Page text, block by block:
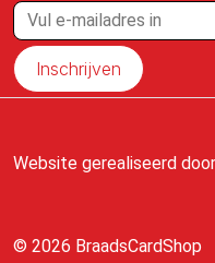
Inschrijven
© 2026 BraadsCardShop
Website gerealiseerd door